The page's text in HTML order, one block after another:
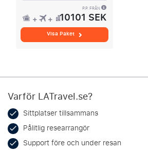
P.P. FRÅN
10101 SEK
Visa Paket
Varför LATravel.se?
Sittplatser tillsammans
Pålitlig researrangör
Support före och under resan